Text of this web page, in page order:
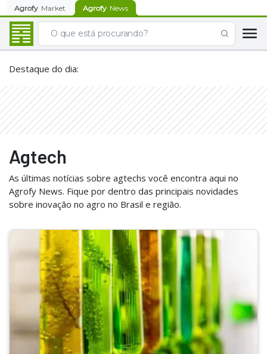
Agrofy Market Agrofy News
Destaque do dia:
Agtech
As últimas notícias sobre agtechs você encontra aqui no
Agrofy News. Fique por dentro das principais novidades
sobre inovação no agro no Brasil e região.